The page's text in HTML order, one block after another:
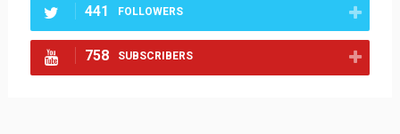
441 FOLLOWERS
758 SUBSCRIBERS